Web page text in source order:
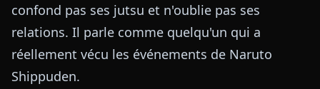
confond pas ses jutsu et n'oublie pas ses
relations. Il parle comme quelqu'un qui a
réellement vécu les événements de Naruto
Shippuden.